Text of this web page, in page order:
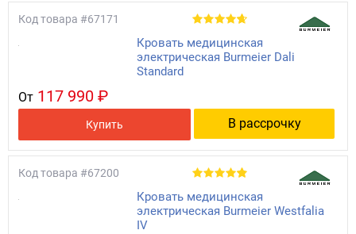
Код товара #67171
Кровать медицинская
электрическая Burmeier Dali
Standard
От 117 990 ₽
Купить В рассрочку
Код товара #67200
Кровать медицинская
электрическая Burmeier Westfalia
IV